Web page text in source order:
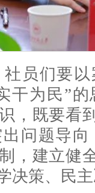
员们要
干为民”
，既要看
问题导
，建立健
决策、民